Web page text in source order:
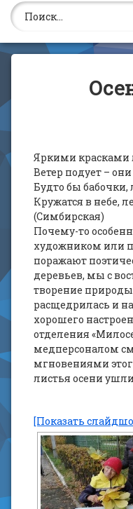
Яркими красками
Ветер подует –
Будто бы бабочки,
Кружатся в небе,
(Симбирская)
Почему-то
художником или
поражают
деревьев, мы с
творение
расщедрилась и
хорошего
отделения
медперсоналом
мгновениями
листья осени
[Показать